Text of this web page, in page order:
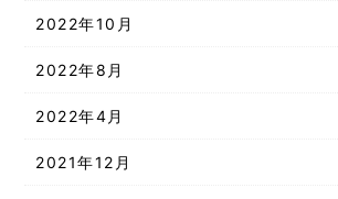
2022年10月
2022年8月
2022年4月
2021年12月